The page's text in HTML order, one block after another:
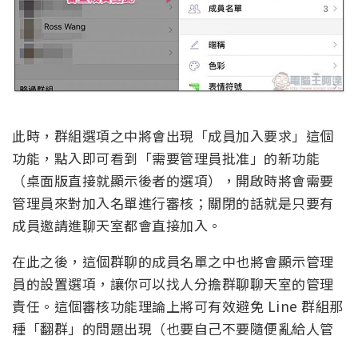
此時，群組選項之中將會出現「成員加入要求」這個
功能，點入即可看到「需要管理員批准」的新功能
（桌面版直接就顯示後者的選項），開啟時將會需要
管理員來對加入名單進行審核；關閉的話就是只要有
成員邀請進聊天室都會直接加入。
在此之後，這個群聊的成員名單之中也將會顯示管理
員的設置選項，讓你可以找人分擔群聊聊天室的管理
責任。這個審核功能理論上將可有效避免 Line 群組那
種「翻群」的問題出現（也要自己不要隨便亂給人管